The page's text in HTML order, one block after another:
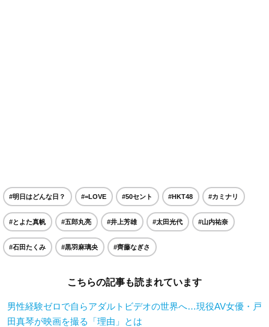
#明日はどんな日？ #=LOVE #50セント #HKT48 #カミナリ
#とよた真帆 #五郎丸亮 #井上芳雄 #太田光代 #山内祐奈
#石田たくみ #黒羽麻璃央 #齊藤なぎさ
こちらの記事も読まれています
男性経験ゼロで自らアダルトビデオの世界へ…現役AV女優・戸
田真琴が映画を撮る「理由」とは